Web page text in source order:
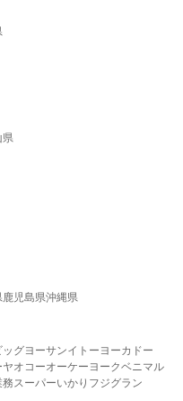
県
鹿児島県沖縄県
ッグヨーサンイトーヨーカドー
ヤオコーオーケー ヨークベニマル
務スーパーいかり フジグラン